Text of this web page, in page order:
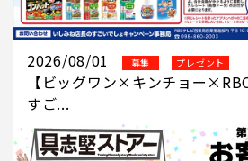
2026/08/01 募集 プレゼント
【ビッグワン×キンチョー
すご...